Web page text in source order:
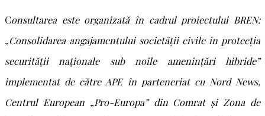
Consultarea este organizată în cadrul proiectului BREN:
„Consolidarea angajamentului societății civile în protecția
securității naționale sub noile amenințări hibride”
implementat de către APE în parteneriat cu Nord News,
Centrul European „Pro-Europa” din Comrat și Zona de